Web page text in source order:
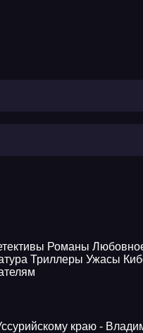
Романы
Триллеры Ужасы
краю -